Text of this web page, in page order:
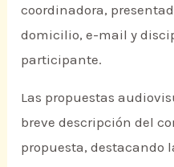
coordinadora,
domicilio, e-mail y
participante.
Las propuestas
breve descripción del
propuesta, destacando